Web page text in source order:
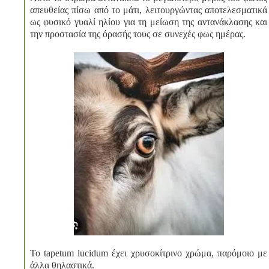
απευθείας πίσω από το μάτι, λειτουργώντας αποτελεσματικά
ως φυσικό γυαλί ηλίου για τη μείωση της αντανάκλασης και
την προστασία της όρασής τους σε συνεχές φως ημέρας.
Το tapetum lucidum έχει χρυσοκίτρινο χρώμα, παρόμοιο με
άλλα θηλαστικά.